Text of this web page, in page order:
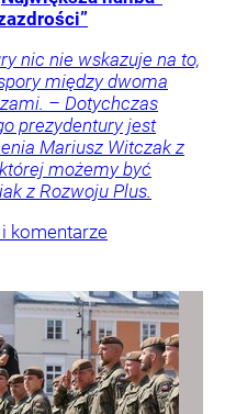
nic nie wskazuje na to,
między dwoma
– Dotychczas
prezydentury jest
Mariusz Witczak z
możemy być
z Rozwoju Plus.
komentarze